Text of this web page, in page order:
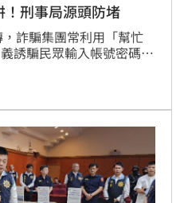
！刑事局源頭防堵
詐騙集團常利用「幫忙
誘騙民眾輸入帳號密碼及
已大幅下降。刑事局提
明QR Code。若收到親友
點擊連結。若帳號遭盜，
停權，並開啟帳號防護功
反詐騙專線諮詢，防範遭